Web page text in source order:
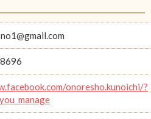
onoresho.kunoichi/?